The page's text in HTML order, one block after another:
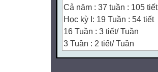
Cả năm : 37 tuần : 105 tiết
Học kỳ I: 19 Tuần : 54 tiết
16 Tuần : 3 tiết/ Tuần
3 Tuần : 2 tiết/ Tuần
Học kỳ II: 18 Tuần : 51 tiết